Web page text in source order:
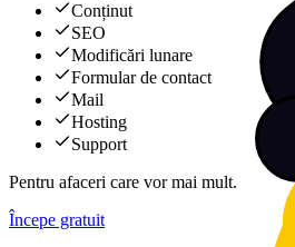
Conținut
SEO
Modificări lunare
Formular de contact
Mail
Hosting
Support
Pentru afaceri care vor mai mult.
Începe gratuit